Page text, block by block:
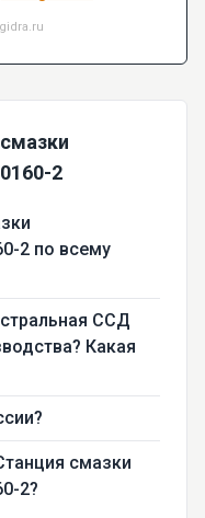
2
2 по всему
ССД
Какая
смазки
2?